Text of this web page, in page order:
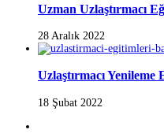
Uzman Uzlaştırmacı
28 Aralık 2022
Uzlaştırmacı
18 Şubat 2022